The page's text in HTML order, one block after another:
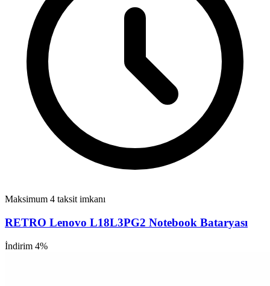
Maksimum 4 taksit imkanı
RETRO Lenovo L18L3PG2 Notebook Bataryası
İndirim 4%